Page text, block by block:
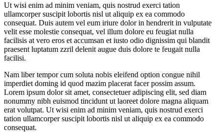
Ut wisi enim ad minim veniam, quis nostrud exerci tation
ullamcorper suscipit lobortis nisl ut aliquip ex ea commodo
consequat. Duis autem vel eum iriure dolor in hendrerit in vulputate
velit esse molestie consequat, vel illum dolore eu feugiat nulla
facilisis at vero eros et accumsan et iusto odio dignissim qui blandit
praesent luptatum zzril delenit augue duis dolore te feugait nulla
facilisi.
Nam liber tempor cum soluta nobis eleifend option congue nihil
imperdiet doming id quod mazim placerat facer possim assum.
Lorem ipsum dolor sit amet, consectetuer adipiscing elit, sed diam
nonummy nibh euismod tincidunt ut laoreet dolore magna aliquam
erat volutpat. Ut wisi enim ad minim veniam, quis nostrud exerci
tation ullamcorper suscipit lobortis nisl ut aliquip ex ea commodo
consequat.